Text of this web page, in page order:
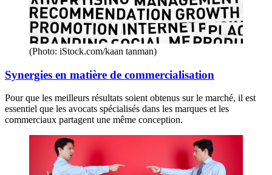
(Photo: iStock.com/kaan tanman)
Synergies en matière de commercialisation
Pour que les meilleurs résultats soient obtenus sur le marché, il est
essentiel que les avocats spécialisés dans les marques et les
commerciaux partagent une même conception.